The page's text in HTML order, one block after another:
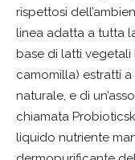
rispettosi
linea adatta a tutta
base di latti
camomilla) estratti
naturale, e di
chiamata
liquido nutriente